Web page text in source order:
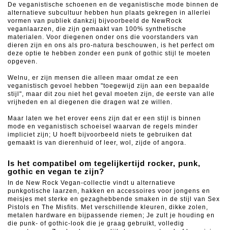
De veganistische schoenen en de veganistische mode binnen de
alternatieve subcultuur hebben hun plaats gekregen in allerlei
vormen van publiek dankzij bijvoorbeeld de NewRock
veganlaarzen, die zijn gemaakt van 100% synthetische
materialen. Voor diegenen onder ons die voorstanders van
dieren zijn en ons als pro-natura beschouwen, is het perfect om
deze optie te hebben zonder een punk of gothic stijl te moeten
opgeven.
Welnu, er zijn mensen die alleen maar omdat ze een
veganistisch gevoel hebben "toegewijd zijn aan een bepaalde
stijl", maar dit zou niet het geval moeten zijn, de eerste van alle
vrijheden en al diegenen die dragen wat ze willen.
Maar laten we het erover eens zijn dat er een stijl is binnen
mode en veganistisch schoeisel waarvan de regels minder
impliciet zijn; U hoeft bijvoorbeeld niets te gebruiken dat
gemaakt is van dierenhuid of leer, wol, zijde of angora.
Is het compatibel om tegelijkertijd rocker, punk,
gothic en vegan te zijn?
In de New Rock Vegan-collectie vindt u alternatieve
punkgotische laarzen, hakken en accessoires voor jongens en
meisjes met sterke en gezaghebbende smaken in de stijl van Sex
Pistols en The Misfits. Met verschillende kleuren, dikke zolen,
metalen hardware en bijpassende riemen; Je zult je houding en
die punk- of gothic-look die je graag gebruikt, volledig